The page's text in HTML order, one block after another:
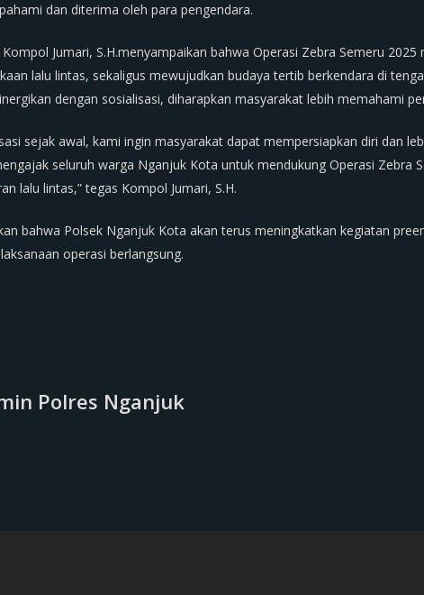
dan diterima oleh para pengendara.
Jumari, S.H.menyampaikan bahwa Operasi Zebra Semeru
lalu lintas, sekaligus mewujudkan budaya tertib berkendara di
dengan sosialisasi, diharapkan masyarakat lebih memahami
sejak awal, kami ingin masyarakat dapat mempersiapkan diri dan
seluruh warga Nganjuk Kota untuk mendukung Operasi Zebra
lalu lintas,” tegas Kompol Jumari, S.H.
bahwa Polsek Nganjuk Kota akan terus meningkatkan kegiatan
operasi berlangsung.
Polres Nganjuk